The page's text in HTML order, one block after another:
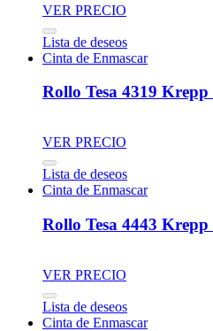
VER PRECIO
Lista de deseos
Cinta de Enmascar
Rollo Tesa 4319
VER PRECIO
Lista de deseos
Cinta de Enmascar
Rollo Tesa 4443
VER PRECIO
Lista de deseos
Cinta de Enmascar